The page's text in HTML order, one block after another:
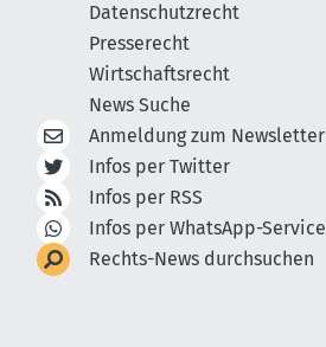
Datenschutzrecht
Presserecht
Wirtschaftsrecht
News Suche
Anmeldung zum Newsletter
Infos per Twitter
Infos per RSS
Infos per WhatsApp-Service
Rechts-News durchsuchen